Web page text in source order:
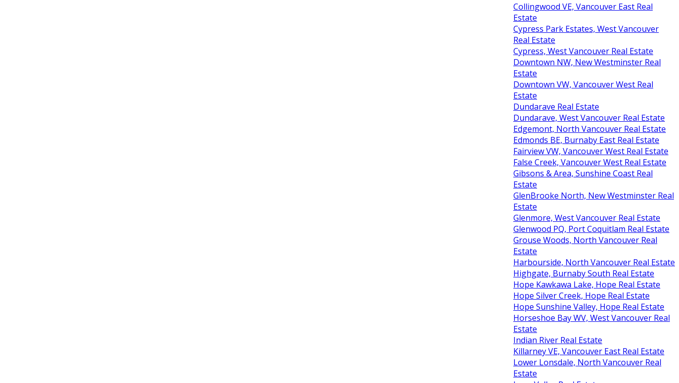
Collingwood VE, Vancouver East Real
Estate
Cypress Park Estates, West Vancouver
Real Estate
Cypress, West Vancouver Real Estate
Downtown NW, New Westminster Real
Estate
Downtown VW, Vancouver West Real
Estate
Dundarave Real Estate
Dundarave, West Vancouver Real Estate
Edgemont, North Vancouver Real Estate
Edmonds BE, Burnaby East Real Estate
Fairview VW, Vancouver West Real Estate
False Creek, Vancouver West Real Estate
Gibsons & Area, Sunshine Coast Real
Estate
GlenBrooke North, New Westminster Real
Estate
Glenmore, West Vancouver Real Estate
Glenwood PQ, Port Coquitlam Real Estate
Grouse Woods, North Vancouver Real
Estate
Harbourside, North Vancouver Real Estate
Highgate, Burnaby South Real Estate
Hope Kawkawa Lake, Hope Real Estate
Hope Silver Creek, Hope Real Estate
Hope Sunshine Valley, Hope Real Estate
Horseshoe Bay WV, West Vancouver Real
Estate
Indian River Real Estate
Killarney VE, Vancouver East Real Estate
Lower Lonsdale, North Vancouver Real
Estate